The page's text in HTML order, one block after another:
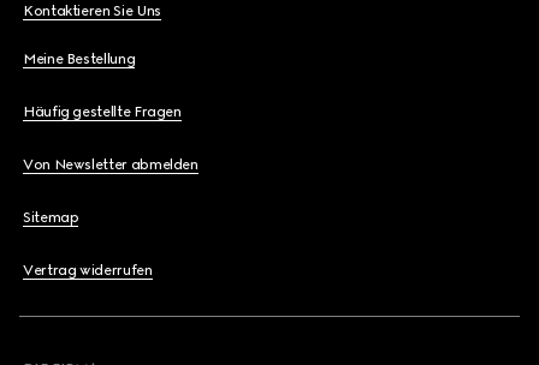
Kontaktieren Sie Uns
Meine Bestellung
Häufig gestellte Fragen
Von Newsletter abmelden
Sitemap
Vertrag widerrufen